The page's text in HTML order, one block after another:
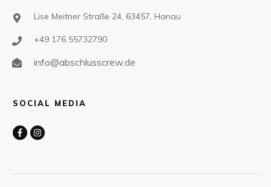
Lise Meitner Straße 24, 63457, Hanau
+49 176 55732790
info@abschlusscrew.de
SOCIAL MEDIA